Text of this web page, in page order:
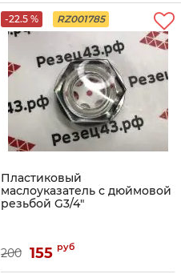
-22.5 % RZ001785
Пластиковый
маслоуказатель с дюймовой
резьбой G3/4"
200 155 руб